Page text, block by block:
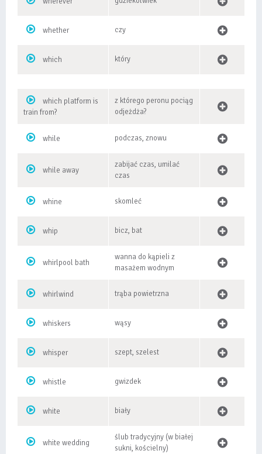
whether czy
which który
which platform is
train from?
z którego peronu pociąg
odjeżdża?
while podczas, znowu
while away
zabijać czas, umilać
czas
whine skomleć
whip bicz, bat
whirlpool bath
wanna do kąpieli z
masażem wodnym
whirlwind trąba powietrzna
whiskers wąsy
whisper szept, szelest
whistle gwizdek
white biały
white wedding
ślub tradycyjny (w białej
sukni, kościelny)